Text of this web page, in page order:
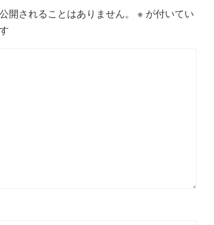
開されることはありません。 ※ が付いてい